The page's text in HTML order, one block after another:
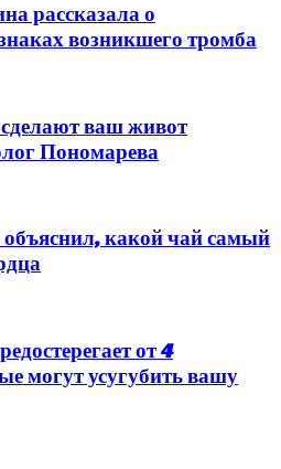
рассказала о
возникшего тромба
ваш живот
Пономарева
какой чай самый
от 4
могут усугубить вашу